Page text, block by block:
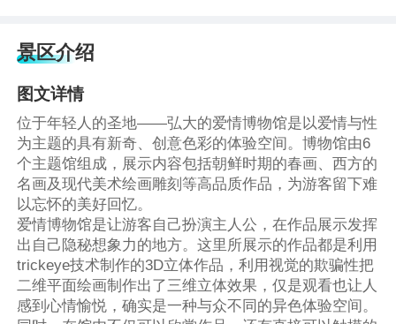
景区介绍
图文详情
位于年轻人的圣地——弘大的爱情博物馆是以爱情与性
为主题的具有新奇、创意色彩的体验空间。博物馆由6
个主题馆组成，展示内容包括朝鲜时期的春画、西方的
名画及现代美术绘画雕刻等高品质作品，为游客留下难
以忘怀的美好回忆。
爱情博物馆是让游客自己扮演主人公，在作品展示发挥
出自己隐秘想象力的地方。这里所展示的作品都是利用
trickeye技术制作的3D立体作品，利用视觉的欺骗性把
二维平面绘画制作出了三维立体效果，仅是观看也让人
感到心情愉悦，确实是一种与众不同的异色体验空间。